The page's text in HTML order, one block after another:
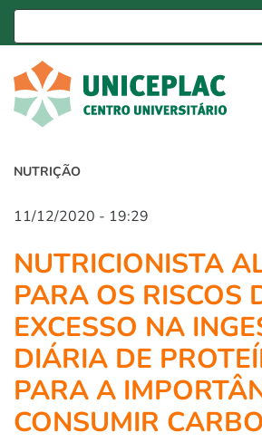
NUTRIÇÃO
11/12/2020 - 19:29
NUTRICIONISTA
PARA OS RISCOS
EXCESSO NA
DIÁRIA DE
PARA A
CONSUMIR